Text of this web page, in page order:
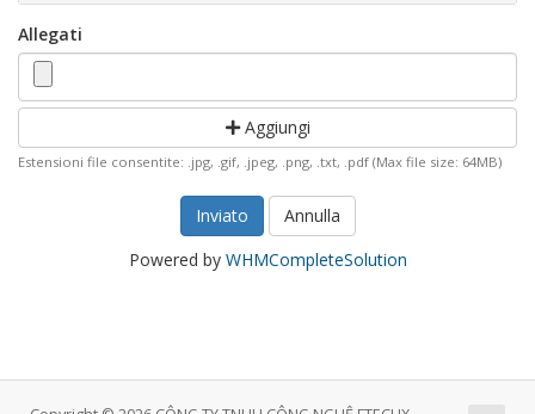
Allegati
Aggiungi
Estensioni file consentite: .jpg, .gif, .jpeg, .png, .txt, .pdf (Max file size: 64MB)
Annulla
Powered by WHMCompleteSolution